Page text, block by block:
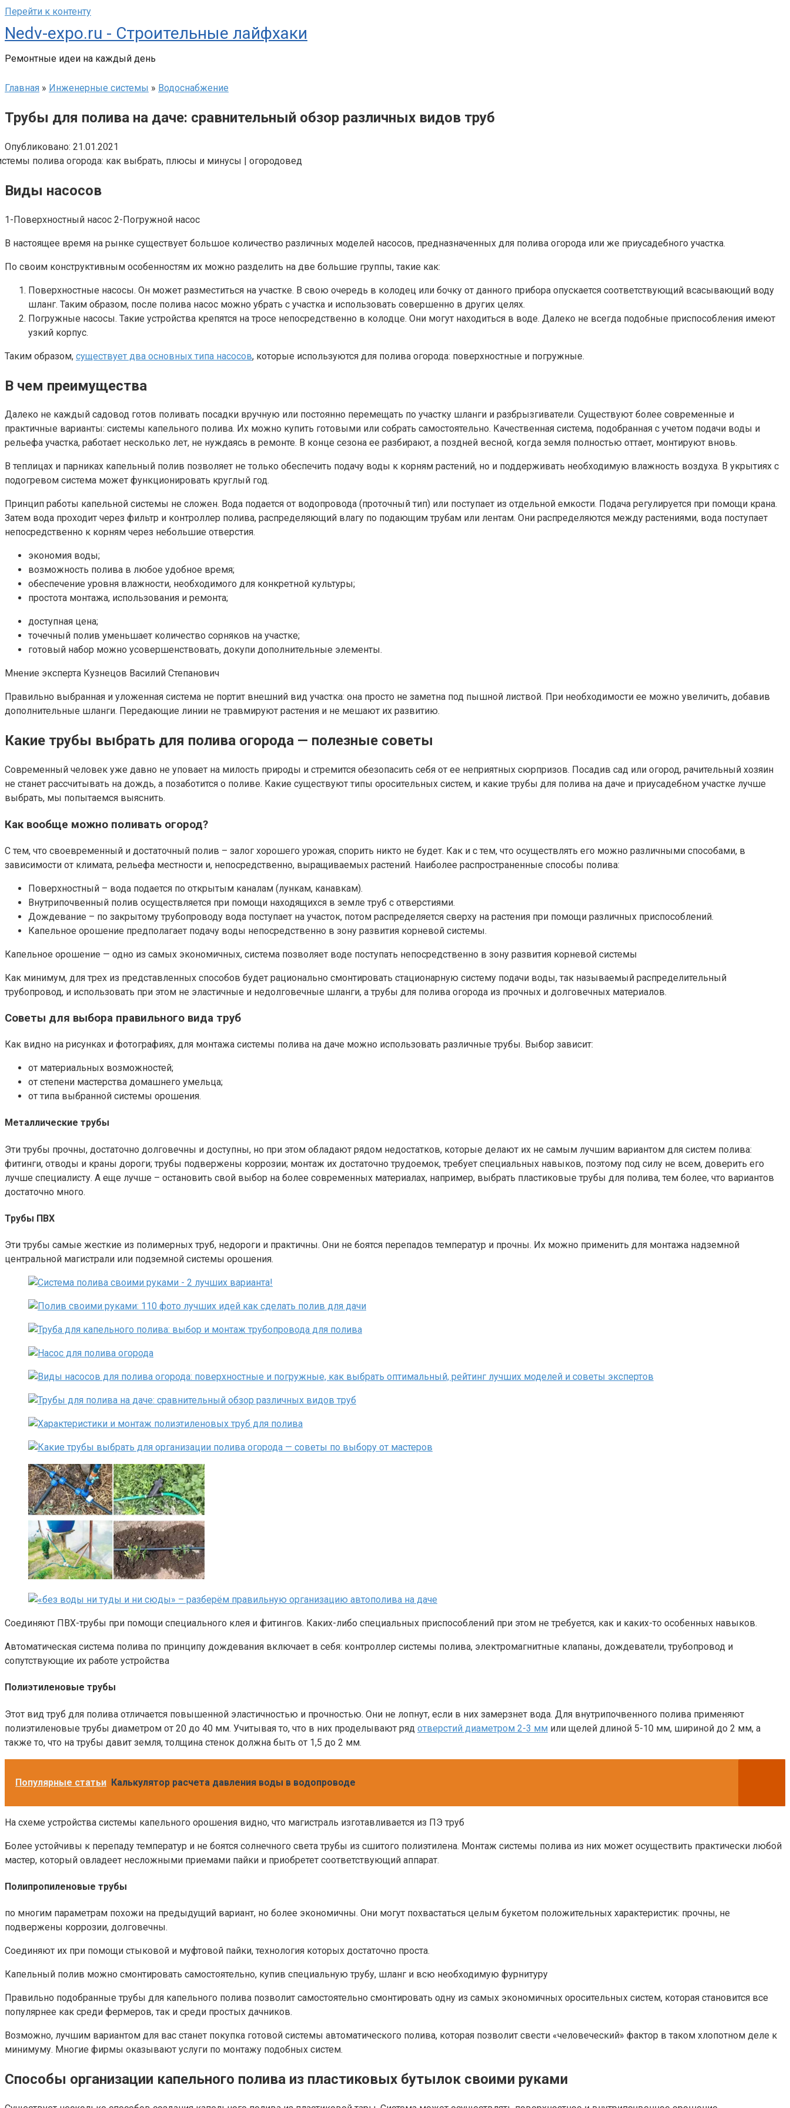
Перейти к контенту
Nedv-expo.ru - Строительные лайфхаки
Ремонтные идеи на каждый день
Главная » Инженерные системы » Водоснабжение
Трубы для полива на даче: сравнительный обзор различных видов труб
Опубликовано: 21.01.2021
Виды насосов
1-Поверхностный насос 2-Погружной насос
В настоящее время на рынке существует большое количество различных моделей насосов, предназначенных для полива огорода или же приусадебного участка.
По своим конструктивным особенностям их можно разделить на две большие группы, такие как:
Поверхностные насосы. Он может разместиться на участке. В свою очередь в колодец или бочку от данного прибора опускается соответствующий всасывающий воду
шланг. Таким образом, после полива насос можно убрать с участка и использовать совершенно в других целях.
Погружные насосы. Такие устройства крепятся на тросе непосредственно в колодце. Они могут находиться в воде. Далеко не всегда подобные приспособления имеют
узкий корпус.
Таким образом, существует два основных типа насосов, которые используются для полива огорода: поверхностные и погружные.
В чем преимущества
Далеко не каждый садовод готов поливать посадки вручную или постоянно перемещать по участку шланги и разбрызгиватели. Существуют более современные и
практичные варианты: системы капельного полива. Их можно купить готовыми или собрать самостоятельно. Качественная система, подобранная с учетом подачи воды и
рельефа участка, работает несколько лет, не нуждаясь в ремонте. В конце сезона ее разбирают, а поздней весной, когда земля полностью оттает, монтируют вновь.
В теплицах и парниках капельный полив позволяет не только обеспечить подачу воды к корням растений, но и поддерживать необходимую влажность воздуха. В укрытиях с
подогревом система может функционировать круглый год.
Принцип работы капельной системы не сложен. Вода подается от водопровода (проточный тип) или поступает из отдельной емкости. Подача регулируется при помощи крана.
Затем вода проходит через фильтр и контроллер полива, распределяющий влагу по подающим трубам или лентам. Они распределяются между растениями, вода поступает
непосредственно к корням через небольшие отверстия.
экономия воды;
возможность полива в любое удобное время;
обеспечение уровня влажности, необходимого для конкретной культуры;
простота монтажа, использования и ремонта;
доступная цена;
точечный полив уменьшает количество сорняков на участке;
готовый набор можно усовершенствовать, докупи дополнительные элементы.
Мнение эксперта Кузнецов Василий Степанович
Правильно выбранная и уложенная система не портит внешний вид участка: она просто не заметна под пышной листвой. При необходимости ее можно увеличить, добавив
дополнительные шланги. Передающие линии не травмируют растения и не мешают их развитию.
Какие трубы выбрать для полива огорода — полезные советы
Современный человек уже давно не уповает на милость природы и стремится обезопасить себя от ее неприятных сюрпризов. Посадив сад или огород, рачительный хозяин
не станет рассчитывать на дождь, а позаботится о поливе. Какие существуют типы оросительных систем, и какие трубы для полива на даче и приусадебном участке лучше
выбрать, мы попытаемся выяснить.
Как вообще можно поливать огород?
С тем, что своевременный и достаточный полив – залог хорошего урожая, спорить никто не будет. Как и с тем, что осуществлять его можно различными способами, в
зависимости от климата, рельефа местности и, непосредственно, выращиваемых растений. Наиболее распространенные способы полива:
Поверхностный – вода подается по открытым каналам (лункам, канавкам).
Внутрипочвенный полив осуществляется при помощи находящихся в земле труб с отверстиями.
Дождевание – по закрытому трубопроводу вода поступает на участок, потом распределяется сверху на растения при помощи различных приспособлений.
Капельное орошение предполагает подачу воды непосредственно в зону развития корневой системы.
Капельное орошение — одно из самых экономичных, система позволяет воде поступать непосредственно в зону развития корневой системы
Как минимум, для трех из представленных способов будет рационально смонтировать стационарную систему подачи воды, так называемый распределительный
трубопровод, и использовать при этом не эластичные и недолговечные шланги, а трубы для полива огорода из прочных и долговечных материалов.
Советы для выбора правильного вида труб
Как видно на рисунках и фотографиях, для монтажа системы полива на даче можно использовать различные трубы. Выбор зависит:
от материальных возможностей;
от степени мастерства домашнего умельца;
от типа выбранной системы орошения.
Металлические трубы
Эти трубы прочны, достаточно долговечны и доступны, но при этом обладают рядом недостатков, которые делают их не самым лучшим вариантом для систем полива:
фитинги, отводы и краны дороги; трубы подвержены коррозии; монтаж их достаточно трудоемок, требует специальных навыков, поэтому под силу не всем, доверить его
лучше специалисту. А еще лучше – остановить свой выбор на более современных материалах, например, выбрать пластиковые трубы для полива, тем более, что вариантов
достаточно много.
Трубы ПВХ
Эти трубы самые жесткие из полимерных труб, недороги и практичны. Они не боятся перепадов температур и прочны. Их можно применить для монтажа надземной
центральной магистрали или подземной системы орошения.
Соединяют ПВХ-трубы при помощи специального клея и фитингов. Каких-либо специальных приспособлений при этом не требуется, как и каких-то особенных навыков.
Автоматическая система полива по принципу дождевания включает в себя: контроллер системы полива, электромагнитные клапаны, дождеватели, трубопровод и
сопутствующие их работе устройства
Полиэтиленовые трубы
Этот вид труб для полива отличается повышенной эластичностью и прочностью. Они не лопнут, если в них замерзнет вода. Для внутрипочвенного полива применяют
полиэтиленовые трубы диаметром от 20 до 40 мм. Учитывая то, что в них проделывают ряд отверстий диаметром 2-3 мм или щелей длиной 5-10 мм, шириной до 2 мм, а
также то, что на трубы давит земля, толщина стенок должна быть от 1,5 до 2 мм.
Популярные статьи Калькулятор расчета давления воды в водопроводе
На схеме устройства системы капельного орошения видно, что магистраль изготавливается из ПЭ труб
Более устойчивы к перепаду температур и не боятся солнечного света трубы из сшитого полиэтилена. Монтаж системы полива из них может осуществить практически любой
мастер, который овладеет несложными приемами пайки и приобретет соответствующий аппарат.
Полипропиленовые трубы
по многим параметрам похожи на предыдущий вариант, но более экономичны. Они могут похвастаться целым букетом положительных характеристик: прочны, не
подвержены коррозии, долговечны.
Соединяют их при помощи стыковой и муфтовой пайки, технология которых достаточно проста.
Капельный полив можно смонтировать самостоятельно, купив специальную трубу, шланг и всю необходимую фурнитуру
Правильно подобранные трубы для капельного полива позволит самостоятельно смонтировать одну из самых экономичных оросительных систем, которая становится все
популярнее как среди фермеров, так и среди простых дачников.
Возможно, лучшим вариантом для вас станет покупка готовой системы автоматического полива, которая позволит свести «человеческий» фактор в таком хлопотном деле к
минимуму. Многие фирмы оказывают услуги по монтажу подобных систем.
Способы организации капельного полива из пластиковых бутылок своими руками